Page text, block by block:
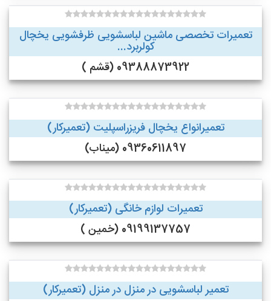
تعمیرات تخصصی ماشین لباسشویی ظرفشویی یخچال
کولربرد...
09388873922 (قشم )
تعمیرانواع یخچال فریزراسپلیت (تعمیرکار)
09360611897 (میناب)
تعمیرات لوازم خانگی (تعمیرکار)
09199137757 (خمین )
تعمیر لباسشویی در منزل در منزل (تعمیرکار)